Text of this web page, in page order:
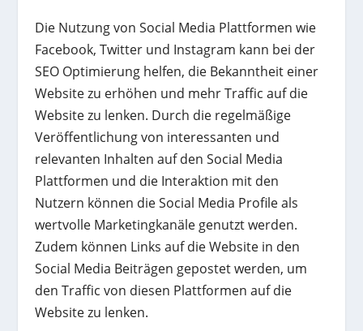
Die Nutzung von Social Media Plattformen wie
Facebook, Twitter und Instagram kann bei der
SEO Optimierung helfen, die Bekanntheit einer
Website zu erhöhen und mehr Traffic auf die
Website zu lenken. Durch die regelmäßige
Veröffentlichung von interessanten und
relevanten Inhalten auf den Social Media
Plattformen und die Interaktion mit den
Nutzern können die Social Media Profile als
wertvolle Marketingkanäle genutzt werden.
Zudem können Links auf die Website in den
Social Media Beiträgen gepostet werden, um
den Traffic von diesen Plattformen auf die
Website zu lenken.